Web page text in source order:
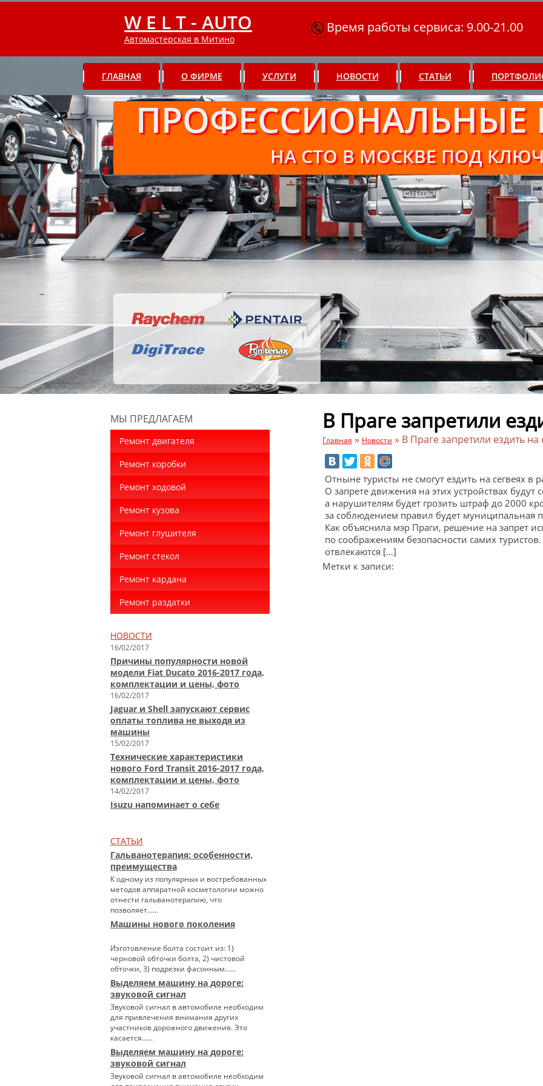
W E L T - AUTO
Автомастерская в Митино
Время работы сервиса: 9.00-21.00
ГЛАВНАЯ О ФИРМЕ УСЛУГИ НОВОСТИ СТАТЬИ
ПРОФЕССИОНАЛЬНЫЕ
НА СТО В МОСКВЕ ПОД
МЫ ПРЕДЛАГАЕМ
Ремонт двигателя
Ремонт коробки
Ремонт ходовой
Ремонт кузова
Ремонт глушителя
Ремонт стекол
Ремонт кардана
Ремонт раздатки
НОВОСТИ
16/02/2017
Причины популярности новой
модели Fiat Ducato 2016-2017 года,
комплектации и цены, фото
16/02/2017
Jaguar и Shell запускают сервис
оплаты топлива не выходя из
машины
15/02/2017
Технические характеристики
нового Ford Transit 2016-2017 года,
комплектации и цены, фото
14/02/2017
Isuzu напоминает о себе
СТАТЬИ
Гальванотерапия: особенности,
преимущества
К одному из популярных и востребованных
методов аппаратной косметологии можно
отнести гальванотерапию, что
позволяет…...
Машины нового поколения
Изготовление болта состоит из: 1)
черновой обточки болта, 2) чистовой
обточки, 3) подрезки фасонным…...
Выделяем машину на дороге:
звуковой сигнал
Звуковой сигнал в автомобиле необходим
для привлечения внимания других
участников дорожного движения. Это
касается…...
Выделяем машину на дороге:
звуковой сигнал
Звуковой сигнал в автомобиле необходим
В Праге запретили
Главная » Новости » В Праге запретили ездить на
Отныне туристы не смогут ездить на сегвеях в
О запрете движения на этих устройствах
а нарушителям будет грозить штраф до 2000
за соблюдением правил будет муниципальная
Как объяснила мэр Праги, решение на запрет
по соображениям безопасности самих
отвлекаются […]
Метки к записи: